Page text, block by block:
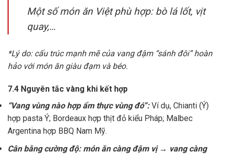
Một số món ăn Việt phù hợp: bò lá lốt, vịt
quay,…
*Lý do: cấu trúc mạnh mẽ của vang đậm “sánh đôi” hoàn
hảo với món ăn giàu đạm và béo.
7.4 Nguyên tắc vàng khi kết hợp
“Vang vùng nào hợp ẩm thực vùng đó”:Ví dụ, Chianti (Ý)
hợp pasta Ý; Bordeaux hợp thịt đỏ kiểu Pháp; Malbec
Argentina hợp BBQ Nam Mỹ.
Cân bằng cường độ: món ăn càng đậm vị → vang càng